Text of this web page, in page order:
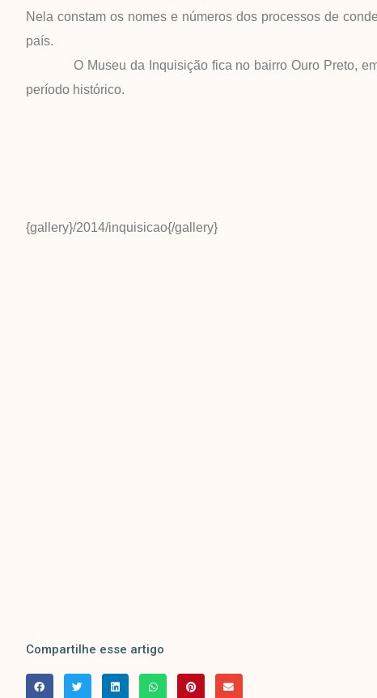
Nela constam os nomes e números dos processos de
país.
O Museu da Inquisição fica no bairro Ouro Preto, em
período histórico.
{gallery}/2014/inquisicao{/gallery}
Compartilhe esse artigo